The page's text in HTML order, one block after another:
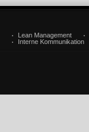
Lean Management
Interne Kommunikation